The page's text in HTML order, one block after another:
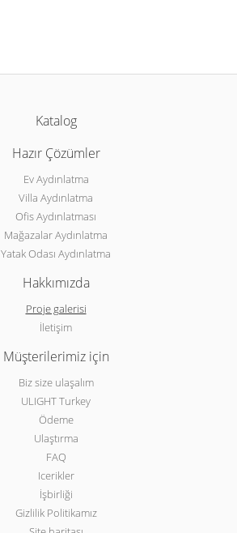
Katalog
Hazır Çözümler
Ev Aydınlatma
Villa Aydınlatma
Ofis Aydınlatması
Mağazalar Aydınlatma
Yatak Odası Aydınlatma
Hakkımızda
Proje galerisi
İletişim
Müşterilerimiz için
Biz size ulaşalım
ULIGHT Turkey
Ödeme
Ulaştırma
FAQ
Icerikler
İşbirliği
Gizlilik Politikamız